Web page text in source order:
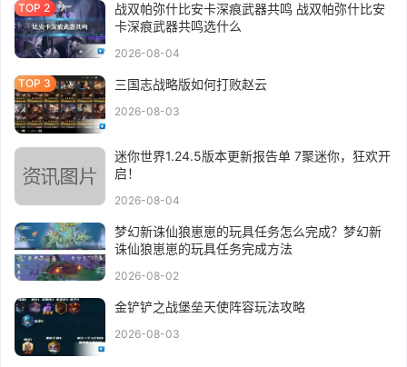
战双帕弥什比安卡深痕武器共鸣 战双帕弥什比安
卡深痕武器共鸣选什么
2026-08-04
三国志战略版如何打败赵云
2026-08-03
迷你世界1.24.5版本更新报告单 7聚迷你，狂欢开
启！
2026-08-04
梦幻新诛仙狼崽崽的玩具任务怎么完成？梦幻新
诛仙狼崽崽的玩具任务完成方法
2026-08-02
金铲铲之战堡垒天使阵容玩法攻略
2026-08-03